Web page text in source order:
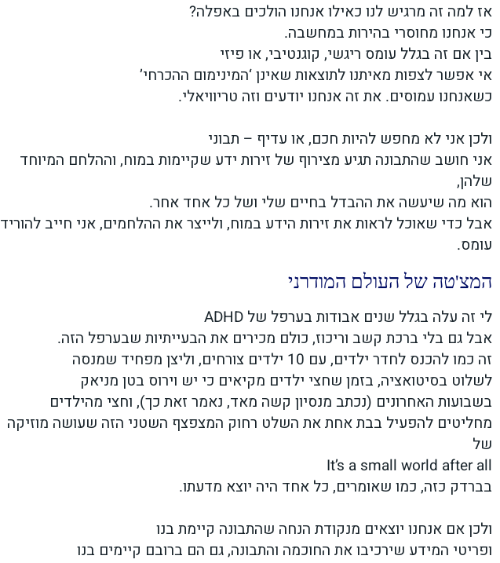
אז למה זה מרגיש לנו כאילו אנחנו הולכים באפלה?
כי אנחנו מחוסרי בהירות במחשבה.
בין אם זה בגלל עומס ריגשי, קוגנטיבי, או פיזי
אי אפשר לצפות מאיתנו לתוצאות שאינן ‘המינימום ההכרחי’
כשאנחנו עמוסים. את זה אנחנו יודעים וזה טריוויאלי.
ולכן אני לא מחפש להיות חכם, או עדיף – תבוני
אני חושב שהתבונה תגיע מצירוף של זירות ידע שקיימות במוח, וההלחם המיוחד
שלהן,
הוא מה שיעשה את ההבדל בחיים שלי ושל כל אחד אחר.
אבל כדי שאוכל לראות את זירות הידע במוח, ולייצר את ההלחמים, אני חייב להוריד
עומס.
המצ'טה של העולם המודרני
לי זה עלה בגלל שנים אבודות בערפל של ADHD
אבל גם בלי ברכת קשב וריכוז, כולם מכירים את הבעייתיות שבערפל הזה.
זה כמו להכנס לחדר ילדים, עם 10 ילדים צורחים, וליצן מפחיד שמנסה
לשלוט בסיטואציה, בזמן שחצי ילדים מקיאים כי יש וירוס בטן מניאק
בשבועות האחרונים (נכתב מנסיון קשה מאד, נאמר זאת כך), וחצי מהילדים
מחליטים להפעיל בבת אחת את השלט רחוק המצפצף השטני הזה שעושה מוזיקה
של
It’s a small world after all
בברדק כזה, כמו שאומרים, כל אחד היה יוצא מדעתו.
ולכן אם אנחנו יוצאים מנקודת הנחה שהתבונה קיימת בנו
ופריטי המידע שירכיבו את החוכמה והתבונה, גם הם ברובם קיימים בנו